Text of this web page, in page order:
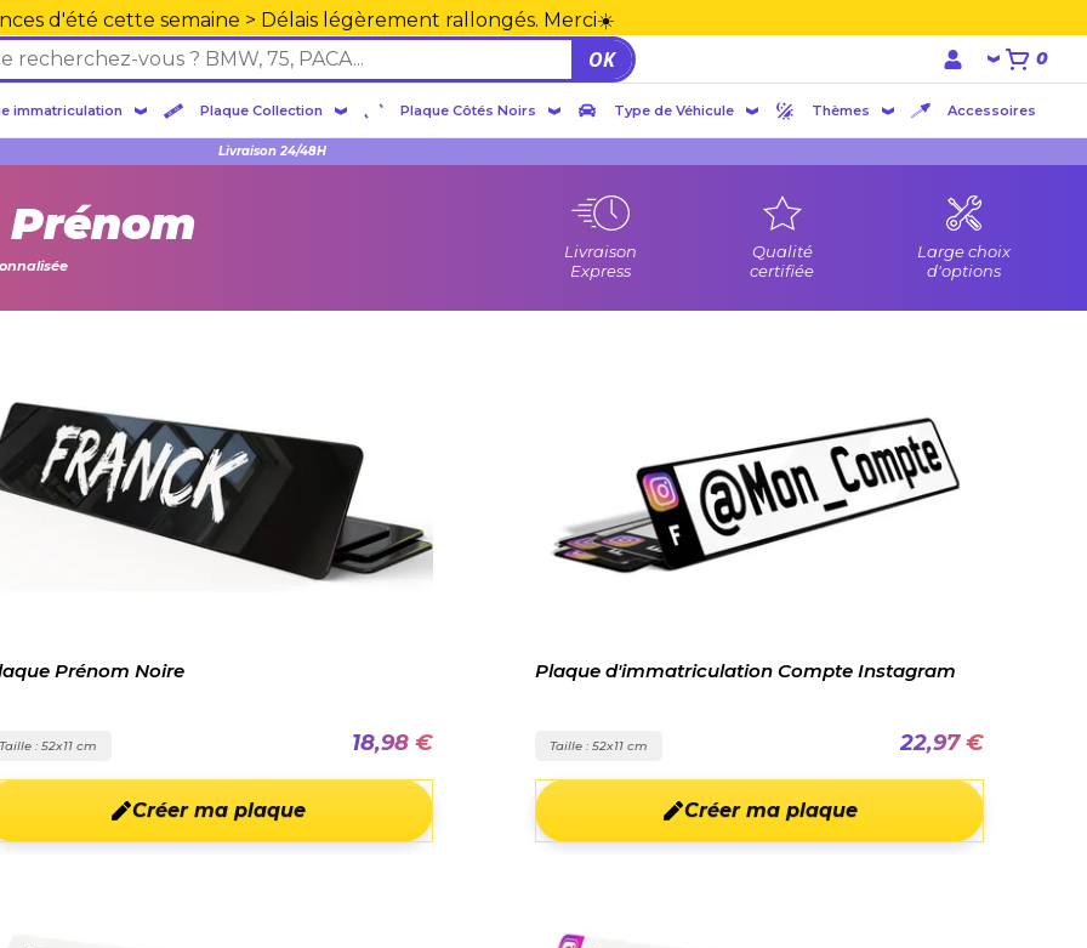
d'été cette semaine > Délais légèrement rallongés. Merci☀️
OK 0
immatriculation Plaque Collection Plaque Côtés Noirs Type de Véhicule Thèmes Accessoires
Livraison 24/48H
Plexiglas en PMMA supérieure
Livraison
Express
Qualité
certifiée
Large choix
d'options
Prénom Noire
: 52x11 cm 18,98 €
Créer ma plaque
Plaque d'immatriculation Compte Instagram
Taille : 52x11 cm 22,97 €
Créer ma plaque